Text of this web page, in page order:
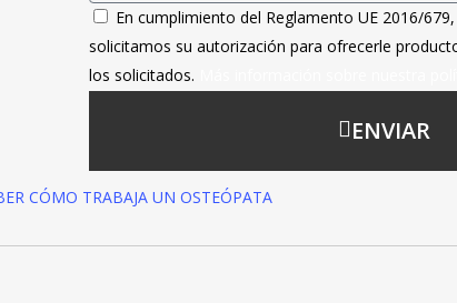
En cumplimiento del Reglamento UE 2016/
solicitamos su autorización para ofrecerle
los solicitados.
ENVIAR